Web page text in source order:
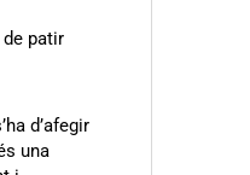
patir
d’afegir
una